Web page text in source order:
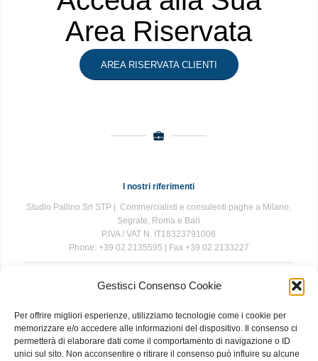
Gestisci Consenso Cookie
Per offrire migliori esperienze, utilizziamo tecnologie come i cookie per
memorizzare e/o accedere alle informazioni del dispositivo. Il consenso ci
permetterà di elaborare dati come il comportamento di navigazione o ID
unici sul sito. Non acconsentire o ritirare il consenso può influire su alcune
Area Riservata
AREA RISERVATA CLIENTI
I nostri riferimenti
Studio Pallino Srl STP | Commercialisti e consulenti paghe a Milano,
Segrate, Roma e Bari
P.IVA / VAT N. IT18323791006
Phone: +39 02 2135595 | Fax +39 02 2133227
The information contained in this website is for general information
while we endeavour to keep the information up to date and correct, we
make no representations or warranties of any kind, express or implied,
about the completeness, accuracy, reliability, suitability or availability
with respect to the website or the information, products, services, or